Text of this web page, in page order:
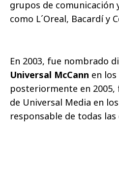
grupos de comunicación
como L´Oreal, Bacardí y
En 2003, fue nombrado
Universal McCann en los
posteriormente en 2005,
de Universal Media en
responsable de todas las